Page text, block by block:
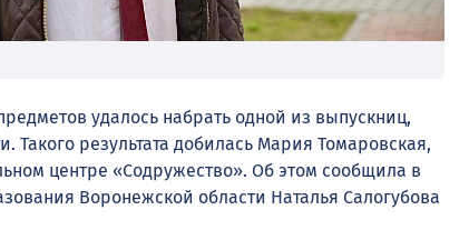
удалось набрать одной из выпускниц,
Такого результата добилась Мария Томаровская,
центре «Содружество». Об этом сообщила в
Воронежской области Наталья Салогубова